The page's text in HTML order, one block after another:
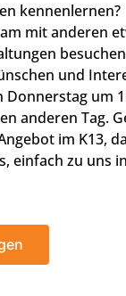
kennenlernen?
mit anderen
und
um
anderen Tag.
im K13,
einfach zu uns